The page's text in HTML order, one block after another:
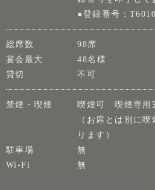
●登録番号：
総席数
98席
宴会最大
48名様
貸切
不可
禁煙・喫煙
喫煙可 喫煙専用
（お席とは別に
ります）
駐車場
無
Wi-Fi
無